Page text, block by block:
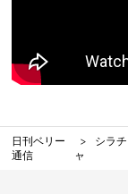
日刊ベリー
通信
シラチ
ャ